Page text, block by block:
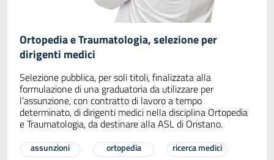
Ortopedia e Traumatologia, selezione per
dirigenti medici
Selezione pubblica, per soli titoli, finalizzata alla
formulazione di una graduatoria da utilizzare per
l’assunzione, con contratto di lavoro a tempo
determinato, di dirigenti medici nella disciplina Ortopedia
e Traumatologia, da destinare alla ASL di Oristano.
assunzioni ortopedia
ricerca medici